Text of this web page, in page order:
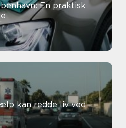
En praktisk
kan redde liv ved